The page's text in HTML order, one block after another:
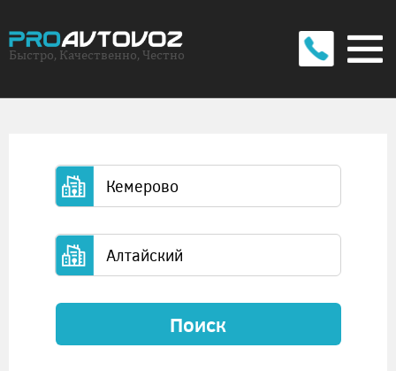
Быстро, Качественно, Честно
Поиск